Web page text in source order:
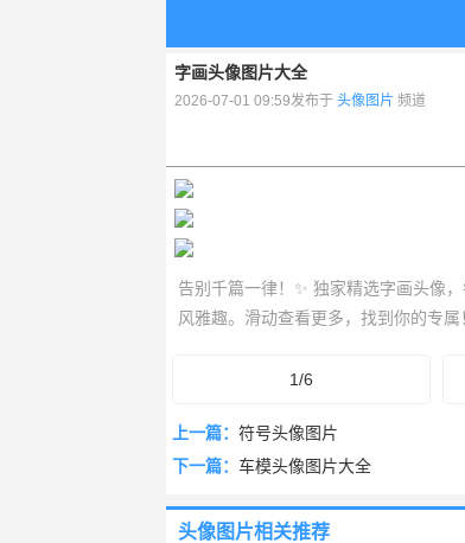
字画头像图片大全
2026-07-01 09:59发布于头像图片 频道
告别千篇一律！✨ 独家精选字画头像
风雅趣。滑动查看更多，找到你的专属
1/6
上一篇： 符号头像图片
下一篇： 车模头像图片大全
头像图片相关推荐